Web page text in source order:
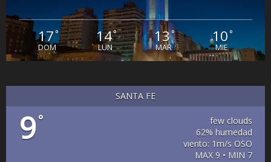
17°
DOM
14°
LUN
13°
MAR
10°
MIE
SANTA FE
9°
few clouds
62% humedad
viento: 1m/s OSO
MAX 9 • MIN 7